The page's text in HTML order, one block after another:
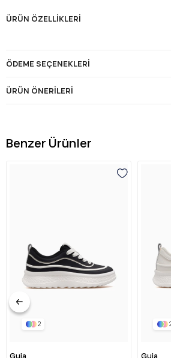
ÜRÜN ÖZELLIKLERI
ÖDEME SEÇENEKLERI
ÜRÜN ÖNERILERI
Benzer Ürünler
2
Guja
Guja